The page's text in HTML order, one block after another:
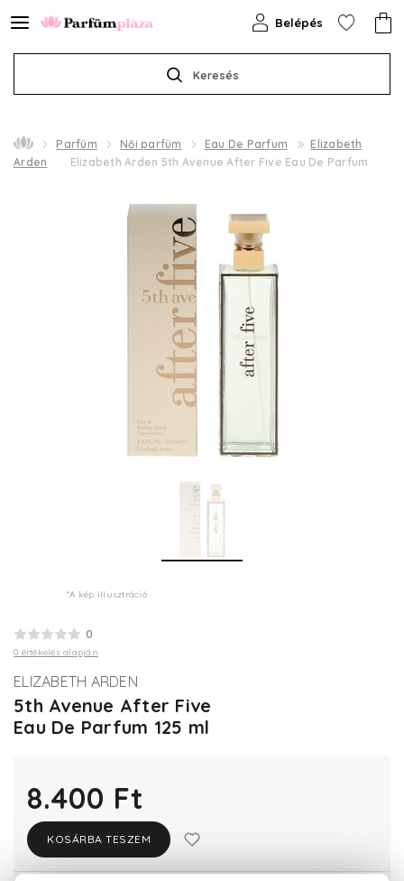
Keresés
Belépés
Parfüm Női parfüm Eau De Parfum
Elizabeth
Arden
Elizabeth Arden 5th Avenue After Five Eau De Parfum
*A kép illusztráció
0
0 értékelés alapján
ELIZABETH ARDEN
5th Avenue After Five
Eau De Parfum 125 ml
8.400 Ft
KOSÁRBA TESZEM